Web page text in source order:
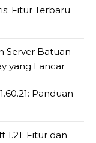
Fitur Terbaru
Server Batuan
yang Lancar
Panduan
Fitur dan